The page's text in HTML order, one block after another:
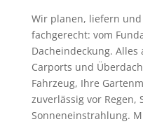
Wir planen, liefern
fachgerecht: vom
Dacheindeckung. Alles
Carports und
Fahrzeug, Ihre
zuverlässig vor Regen,
Sonneneinstrahlung.